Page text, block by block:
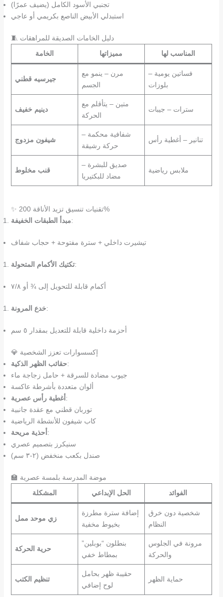
تجنبي الأسود الكامل (يضيف عمرًا)
استبدلي الأبيض الناصع بكريمي أو عاجي
🧵 دليل الخامات الصديقة للمراهقات
الخامة
مميزاتها المناسب لها
جيرسيه قطني
مرن – ينمو مع
الجسم
فساتين يومية –
بلوزات
دينيم خفيف
متين – يتأقلم مع
الحركة
سترات – جيبات
شيفون مزدوج
شفافية محكمة –
حركة رشيقة
تنانير – أغطية رأس
قنب مخلوط
صديق للبشرة –
مضاد للبكتيريا
ملابس رياضية
✨ تقنيات تنسيق تزيد الأناقة 200%
مبدأ الطبقات الخفيفة:
تيشيرت داخلي + سترة مفتوحة + حجاب شفاف
تكتيك الأكمام المتحولة:
أكمام قابلة للتحويل إلى ¾ أو ٧/٨
خدع المرونة:
أحزمة داخلية قابلة للتعديل بمقدار ٥ سم
💎 إكسسوارات تعزز الشخصية
حقائب الظهر الذكية:
جيوب مضادة للسرقة + حامل زجاجة ماء
ألوان متعددة بأشرطة عاكسة
أغطية رأس عصرية :
توربان قطني مع عقدة جانبية
كاب شيفون للأنشطة الرياضية
أحذية مريحة :
سنيكرز بتصميم عصري
صندل بكعب منخفض (٢-٣ سم)
🏫 موضة المدرسة بلمسة عصرية
المشكلة
الحل الإبداعي الفوائد
زي موحد ممل
إضافة سترة مطرزة
بخيوط مخفية
شخصية دون خرق
النظام
حرية الحركة
بنطلون “بوبلين”
بمطاط خفي
مرونة في الجلوس
والحركة
تنظيم الكتب
حقيبة ظهر بحامل
لوح إضافي
حماية الظهر